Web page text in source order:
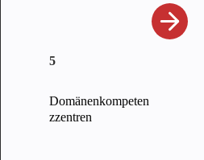
5
Domänenkompeten
zzentren